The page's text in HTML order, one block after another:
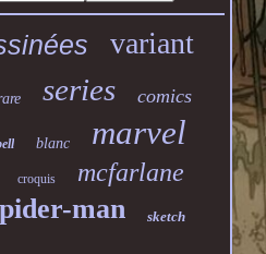
variant
series comics
blanc marvel
croquis mcfarlane
man sketch